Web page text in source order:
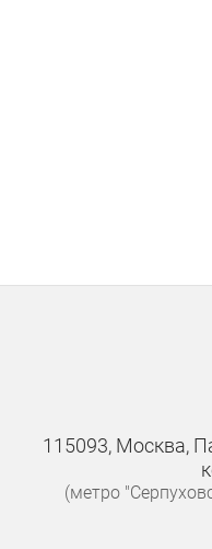
115093, Москва,
(метро